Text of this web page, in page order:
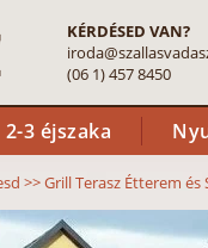
KÉRDÉSED VAN?
(06 1) 457 8450
2-3 éjszaka
>>Grill Terasz Étterem és